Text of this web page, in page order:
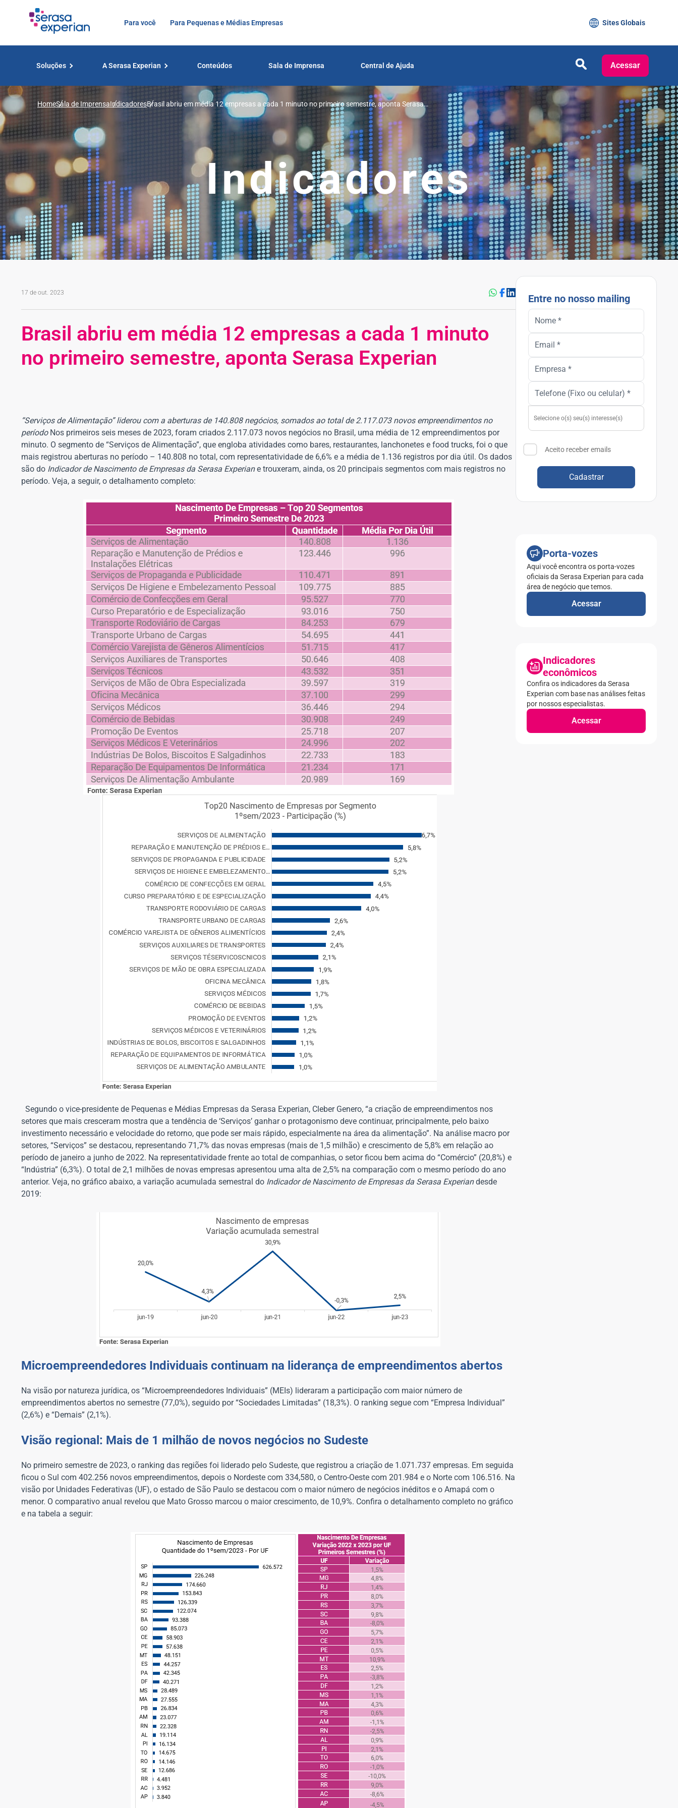
Para você Para Pequenas e Médias Empresas Sites Globais
Soluções A Serasa Experian Conteúdos Sala de Imprensa Central de Ajuda Acessar
HomeSala de ImprensaIndicadoresBrasil abriu em média 12 empresas a cada 1 minuto no primeiro semestre, aponta Serasa
Indicadores
17 de out. 2023
Brasil abriu em média 12 empresas a cada 1 minuto
no primeiro semestre, aponta Serasa Experian
“Serviços de Alimentação” liderou com a aberturas de 140.808 negócios, somados ao total de 2.117.073 novos empreendimentos no
períodoNos primeiros seis meses de 2023, foram criados 2.117.073 novos negócios no Brasil, uma média de 12 empreendimentos por
minuto. O segmento de “Serviços de Alimentação”, que engloba atividades como bares, restaurantes, lanchonetes e food trucks, foi o que
mais registrou aberturas no período – 140.808 no total, com representatividade de 6,6% e a média de 1.136 registros por dia útil. Os dados
são do Indicador de Nascimento de Empresas da Serasa Experiane trouxeram, ainda, os 20 principais segmentos com mais registros no
período. Veja, a seguir, o detalhamento completo:
Segundo o vice-presidente de Pequenas e Médias Empresas da Serasa Experian, Cleber Genero, “a criação de empreendimentos nos
setores que mais cresceram mostra que a tendência de ‘Serviços’ ganhar o protagonismo deve continuar, principalmente, pelo baixo
investimento necessário e velocidade do retorno, que pode ser mais rápido, especialmente na área da alimentação”. Na análise macro por
setores, “Serviços” se destacou, representando 71,7% das novas empresas (mais de 1,5 milhão) e crescimento de 5,8% em relação ao
período de janeiro a junho de 2022. Na representatividade frente ao total de companhias, o setor ficou bem acima do “Comércio” (20,8%) e
“Indústria” (6,3%). O total de 2,1 milhões de novas empresas apresentou uma alta de 2,5% na comparação com o mesmo período do ano
anterior. Veja, no gráfico abaixo, a variação acumulada semestral do Indicador de Nascimento de Empresas da Serasa Experiandesde
2019:
Microempreendedores Individuais continuam na liderança de empreendimentos abertos
Na visão por natureza jurídica, os “Microempreendedores Individuais” (MEIs) lideraram a participação com maior número de
empreendimentos abertos no semestre (77,0%), seguido por “Sociedades Limitadas” (18,3%). O ranking segue com “Empresa Individual”
(2,6%) e “Demais” (2,1%).
Visão regional: Mais de 1 milhão de novos negócios no Sudeste
No primeiro semestre de 2023, o ranking das regiões foi liderado pelo Sudeste, que registrou a criação de 1.071.737 empresas. Em seguida
ficou o Sul com 402.256 novos empreendimentos, depois o Nordeste com 334,580, o Centro-Oeste com 201.984 e o Norte com 106.516. Na
visão por Unidades Federativas (UF), o estado de São Paulo se destacou com o maior número de negócios inéditos e o Amapá com o
menor. O comparativo anual revelou que Mato Grosso marcou o maior crescimento, de 10,9%. Confira o detalhamento completo no gráfico
e na tabela a seguir:
Entre no nosso mailing
Aceito receber emails
Cadastrar
Porta-vozes
Aqui você encontra os porta-vozes
oficiais da Serasa Experian para cada
área de negócio que temos.
Acessar
Indicadores
econômicos
Confira os indicadores da Serasa
Experian com base nas análises feitas
por nossos especialistas.
Acessar